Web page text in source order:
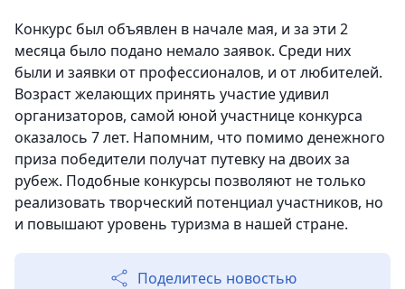
Конкурс был объявлен в начале мая, и за эти 2
месяца было подано немало заявок. Среди них
были и заявки от профессионалов, и от любителей.
Возраст желающих принять участие удивил
организаторов, самой юной участнице конкурса
оказалось 7 лет. Напомним, что помимо денежного
приза победители получат путевку на двоих за
рубеж. Подобные конкурсы позволяют не только
реализовать творческий потенциал участников, но
и повышают уровень туризма в нашей стране.
Поделитесь новостью